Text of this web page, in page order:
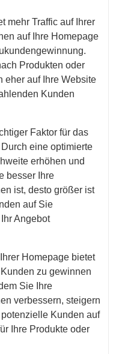
mehr Traffic auf Ihrer
auf Ihre Homepage
Produkten oder
eher auf Ihre Website
Kunden
Faktor für das
eine optimierte
erhöhen und
besser Ihre
ist, desto größer ist
auf Sie
Angebot
Homepage bietet
zu gewinnen
Sie Ihre
verbessern, steigern
Kunden auf
Ihre Produkte oder